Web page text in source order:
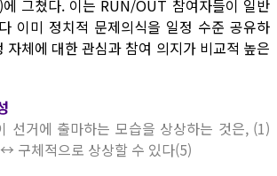
그쳤다. 이는 RUN/OUT 참여자들이 일반
이미 정치적 문제의식을 일정 수준 공유하
자체에 대한 관심과 참여 의지가 비교적 높은
선거에 출마하는 모습을 상상하는 것은, (1)
구체적으로 상상할 수 있다(5)